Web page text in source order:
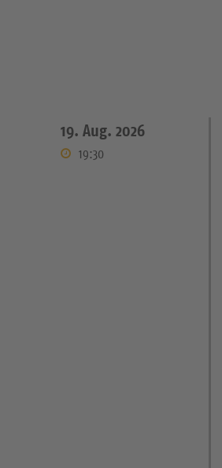
19. Aug. 2026
19:30